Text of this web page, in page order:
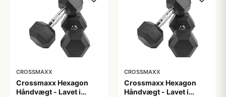
CROSSMAXX
Crossmaxx Hexagon
Håndvægt - Lavet i
CROSSMAXX
Crossmaxx Hexagon
Håndvægt - Lavet i